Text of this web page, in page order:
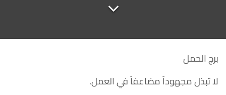
برج الحمل
لا تبذل مجهوداً مضاعفاً في العمل.